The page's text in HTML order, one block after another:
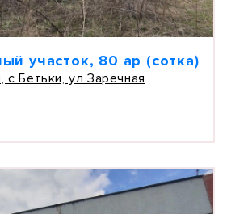
участок, 80 ар (сотка)
с Бетьки, ул Заречная